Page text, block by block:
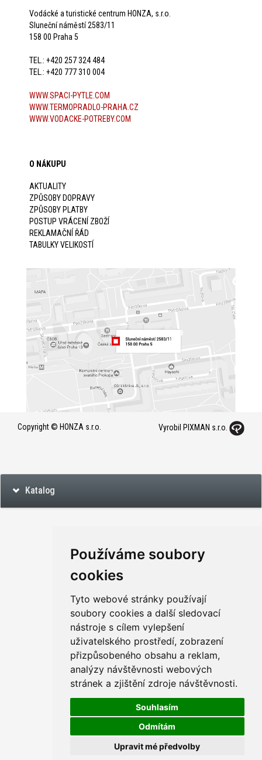
Používáme soubory
cookies
Tyto webové stránky používají
soubory cookies a další sledovací
nástroje s cílem vylepšení
uživatelského prostředí, zobrazení
přizpůsobeného obsahu a reklam,
analýzy návštěvnosti webových
stránek a zjištění zdroje návštěvnosti.
Souhlasím
Odmítám
Upravit mé předvolby
Vodácké a turistické centrum HONZA, s.r.o.
Sluneční náměstí 2583/11
158 00 Praha 5
TEL.: +420 257 324 484
TEL.: +420 777 310 004
WWW.SPACI-PYTLE.COM
WWW.TERMOPRADLO-PRAHA.CZ
WWW.VODACKE-POTREBY.COM
O NÁKUPU
AKTUALITY
ZPŮSOBY DOPRAVY
ZPŮSOBY PLATBY
POSTUP VRÁCENÍ ZBOŽÍ
REKLAMAČNÍ ŘÁD
TABULKY VELIKOSTÍ
Copyright © HONZA s.r.o. Vyrobil PIXMAN s.r.o.
Katalog